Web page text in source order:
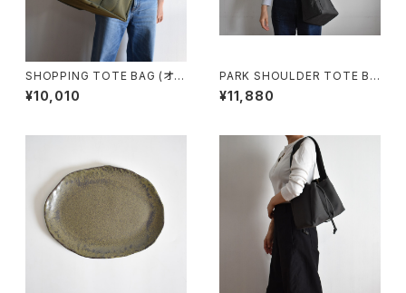
SHOPPING TOTE BAG (オリ
ーブ/カーキ)
¥10,010
PARK SHOULDER TOTE BA
G (チャコール/グレー)
¥11,880